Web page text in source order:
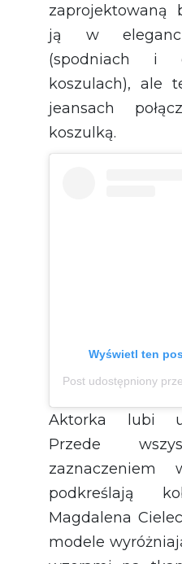
zaprojektowaną
ją w
(spodniach i
koszulach), ale
jeansach
koszulką.
Wyświetl ten
Aktorka lubi
Przede
podkreślają
Magdalena
modele